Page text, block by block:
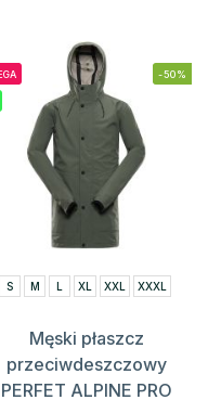
-50%
S M L XL XXL XXXL
Męski płaszcz
przeciwdeszczowy
PERFET ALPINE PRO